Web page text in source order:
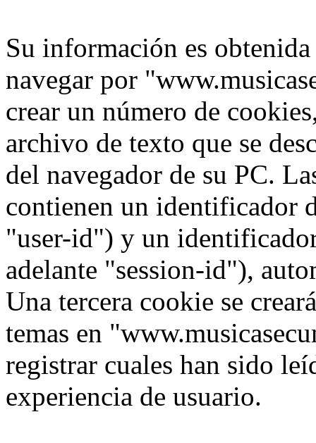
Su información es
navegar por
crear un número de
archivo de texto que se
del navegador de su PC.
contienen un identificador
"user-id") y un
adelante "session-id"),
Una tercera cookie se
temas en
registrar cuales han sido
experiencia de usuario.